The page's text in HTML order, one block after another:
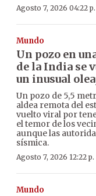
Agosto 7, 2026 04:22
Mundo
Un pozo en
de la India se
un inusual
Un pozo de 5,5
aldea remota del
vuelto viral por
el temor de los
aunque las
sísmica.
Agosto 7, 2026 12:22 p.
Mundo